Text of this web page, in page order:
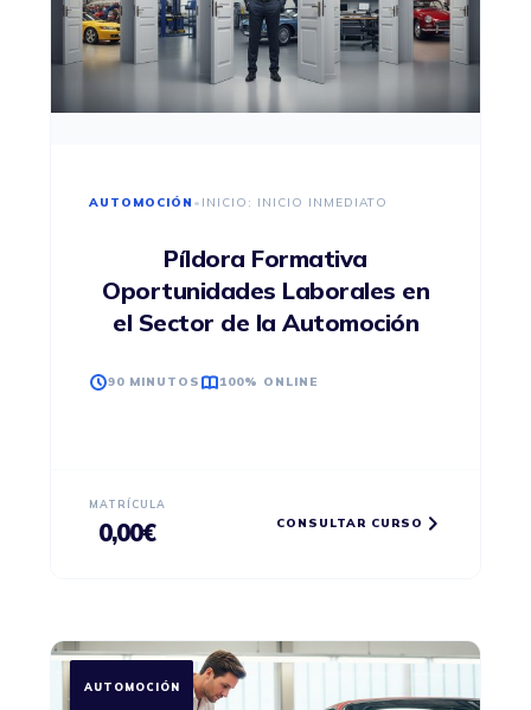
AUTOMOCIÓN • INICIO: INICIO INMEDIATO
Píldora Formativa
Oportunidades Laborales en
el Sector de la Automoción
90 MINUTOS 100% ONLINE
MATRÍCULA
0,00€ CONSULTAR CURSO
AUTOMOCIÓN